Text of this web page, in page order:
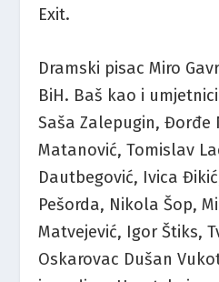
Exit.
Dramski pisac Miro
BiH. Baš kao i
Saša Zalepugin, Đorđe
Matanović, Tomislav
Dautbegović, Ivica
Pešorda, Nikola Šop,
Matvejević, Igor Štiks,
Oskarovac Dušan